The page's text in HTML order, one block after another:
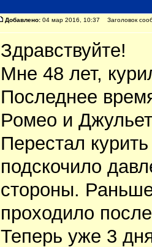
Добавлено: 04 мар 2016, 10:37 Заголовок
Здравствуйте!
Мне 48 лет,
Последнее
Ромео и
Перестал
подскочило
стороны.
проходило
Теперь уже 3